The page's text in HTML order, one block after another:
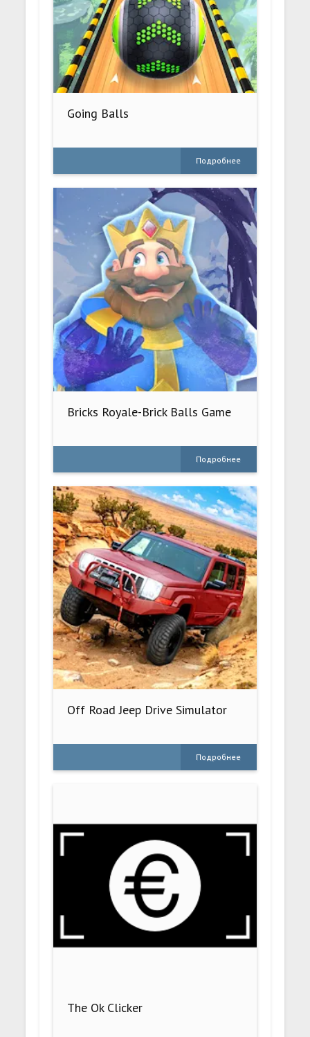
Going Balls
Подробнее
Bricks Royale-Brick Balls Game
Подробнее
Off Road Jeep Drive Simulator
Подробнее
The Ok Clicker